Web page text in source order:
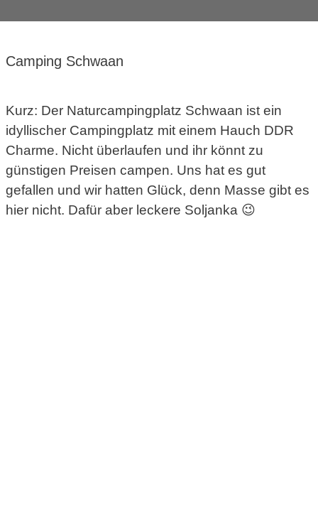
Camping Schwaan
Kurz: Der Naturcampingplatz Schwaan ist ein
idyllischer Campingplatz mit einem Hauch DDR
Charme. Nicht überlaufen und ihr könnt zu
günstigen Preisen campen. Uns hat es gut
gefallen und wir hatten Glück, denn Masse gibt es
hier nicht. Dafür aber leckere Soljanka 😉